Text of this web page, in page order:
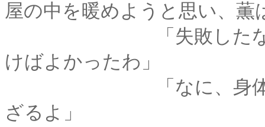
屋の中を暖めようと思い、
「失敗したなぁ････
けばよかったわ」
「なに、身体を動か
ざるよ」